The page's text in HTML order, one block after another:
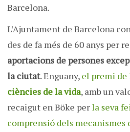
Barcelona.
L’Ajuntament de Barcelona
des de fa més de 60 anys per
aportacions de persones
la ciutat. Enguany, el premi de
ciències de la vida, amb un
recaigut en Böke perla seva
comprensió dels mecanismes